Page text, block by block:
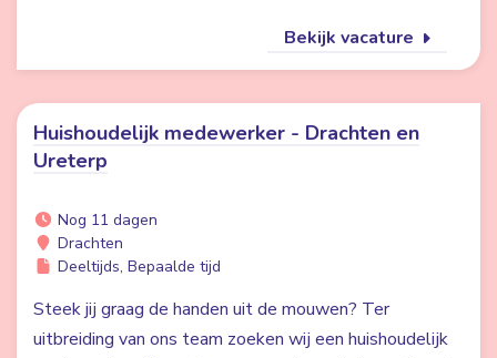
Bekijk vacature
Huishoudelijk medewerker - Drachten en
Ureterp
Nog 11 dagen
Drachten
Deeltijds, Bepaalde tijd
Steek jij graag de handen uit de mouwen? Ter
uitbreiding van ons team zoeken wij een huishoudelijk